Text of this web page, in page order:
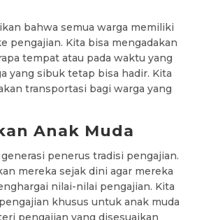
bahwa semua warga memiliki
pengajian. Kita bisa mengadakan
tempat atau pada waktu yang
yang sibuk tetap bisa hadir. Kita
transportasi bagi warga yang
Anak Muda
penerus tradisi pengajian.
mereka sejak dini agar mereka
nilai-nilai pengajian. Kita
khusus untuk anak muda
pengajian yang disesuaikan